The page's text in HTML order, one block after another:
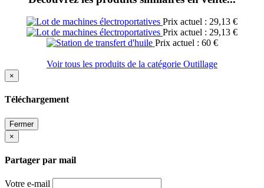
Prix actuel : 29,13 €
Prix actuel : 29,13 €
Prix actuel : 60 €
Voir tous les produits de la catégorie Outillage
×
Téléchargement
Fermer
×
Partager par mail
Votre e-mail